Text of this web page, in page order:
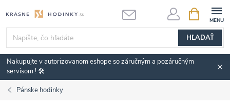
na
obsah
HĽADAŤ
KOŠÍK
Nakupujte v autorizovanom eshope so záručným a pozáručným
servisom ! 🛠️
Pánske hodinky